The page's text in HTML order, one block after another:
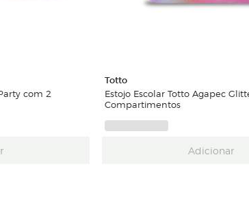
com 2
Totto
Estojo Escolar Totto Agapec
Compartimentos
Adicionar